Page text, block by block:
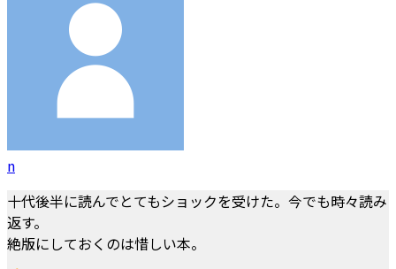
n
十代後半に読んでとてもショックを受けた。今でも時々読み
返す。
絶版にしておくのは惜しい本。